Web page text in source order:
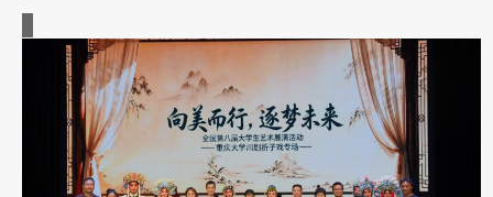
多地实地走访，深入了解国家在丝路文明传承、世界文化遗产保
护、西北地质生态治理等方面的建设成就与发展路径。